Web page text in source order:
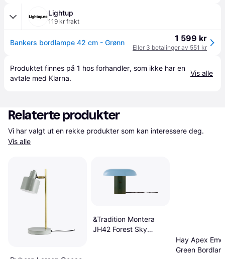
Lightup
119 kr frakt
Bankers bordlampe 42 cm - Grønn 1 599 kr
Eller 3 betalinger av 551 kr
Produktet finnes på 1 hos forhandler, som ikke har en
avtale med Klarna.
Vis alle
Relaterte produkter
Vis alle
&Tradition Montera
JH42 Forest Sky
Hay Apex
Green